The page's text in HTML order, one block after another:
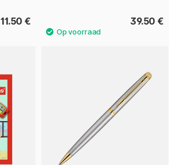
11.50 € 39.50 €